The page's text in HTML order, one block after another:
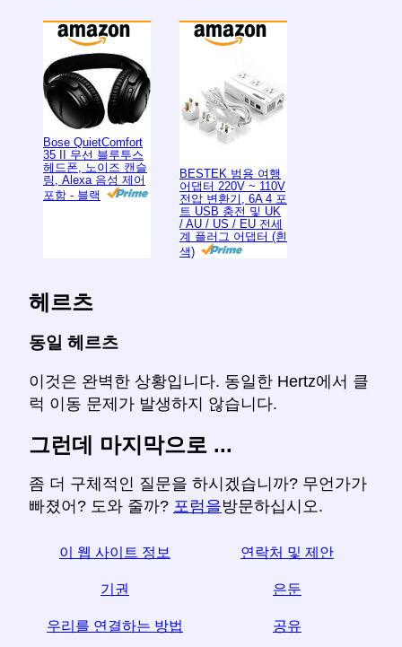
Bose QuietComfort
35 II 무선 블루투스
헤드폰, 노이즈 캔슬
링, Alexa 음성 제어
포함 - 블랙
BESTEK 범용 여행
어댑터 220V ~ 110V
전압 변환기, 6A 4 포
트 USB 충전 및 UK
/ AU / US / EU 전세
계 플러그 어댑터 (흰
색)
헤르츠
동일 헤르츠
이것은 완벽한 상황입니다. 동일한 Hertz에서 클
럭 이동 문제가 발생하지 않습니다.
그런데 마지막으로 ...
좀 더 구체적인 질문을 하시겠습니까? 무언가가
빠졌어? 도와 줄까? 포럼을방문하십시오.
이 웹 사이트 정보 연락처 및 제안
기권 은둔
우리를 연결하는 방법 공유